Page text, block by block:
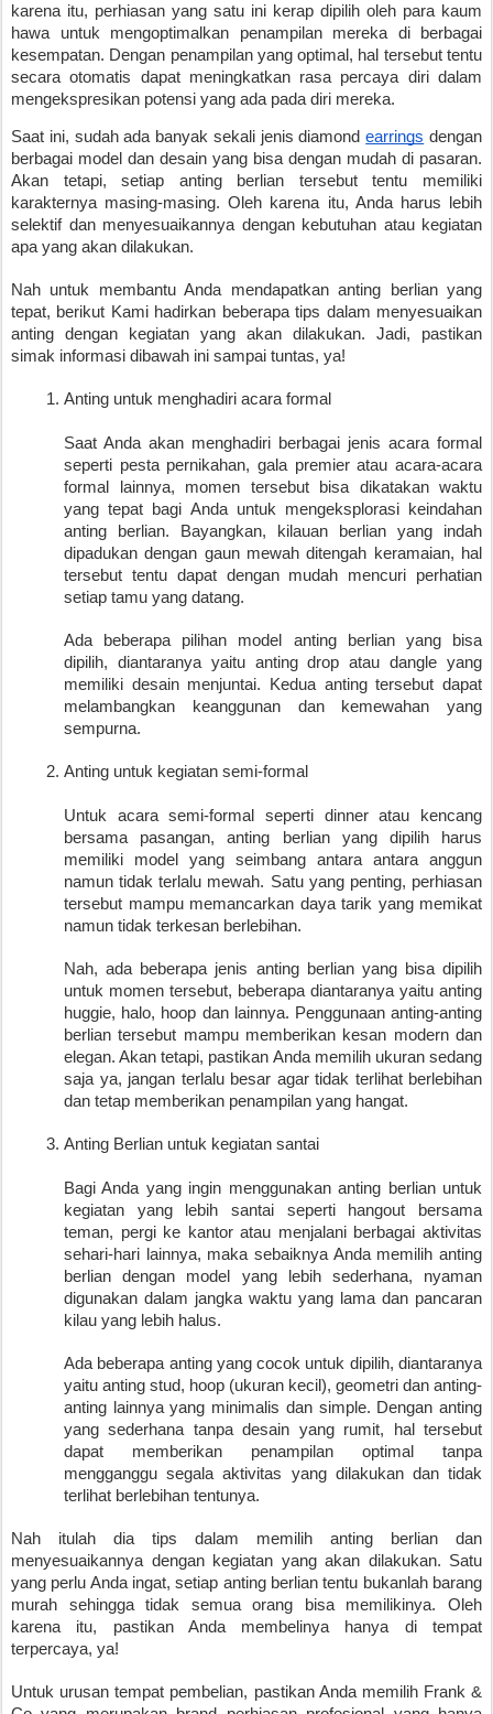
karena itu, perhiasan yang satu ini kerap dipilih oleh para kaum
hawa untuk mengoptimalkan penampilan mereka di berbagai
kesempatan. Dengan penampilan yang optimal, hal tersebut tentu
secara otomatis dapat meningkatkan rasa percaya diri dalam
mengekspresikan potensi yang ada pada diri mereka.
Saat ini, sudah ada banyak sekali jenis diamondearrings dengan
berbagai model dan desain yang bisa dengan mudah di pasaran.
Akan tetapi, setiap anting berlian tersebut tentu memiliki
karakternya masing-masing. Oleh karena itu, Anda harus lebih
selektif dan menyesuaikannya dengan kebutuhan atau kegiatan
apa yang akan dilakukan.
Nah untuk membantu Anda mendapatkan anting berlian yang
tepat, berikut Kami hadirkan beberapa tips dalam menyesuaikan
anting dengan kegiatan yang akan dilakukan. Jadi, pastikan
simak informasi dibawah ini sampai tuntas, ya!
Anting untuk menghadiri acara formal
Saat Anda akan menghadiri berbagai jenis acara formal
seperti pesta pernikahan, gala premier atau acara-acara
formal lainnya, momen tersebut bisa dikatakan waktu
yang tepat bagi Anda untuk mengeksplorasi keindahan
anting berlian. Bayangkan, kilauan berlian yang indah
dipadukan dengan gaun mewah ditengah keramaian, hal
tersebut tentu dapat dengan mudah mencuri perhatian
setiap tamu yang datang.
Ada beberapa pilihan model anting berlian yang bisa
dipilih, diantaranya yaitu anting drop atau dangle yang
memiliki desain menjuntai. Kedua anting tersebut dapat
melambangkan keanggunan dan kemewahan yang
sempurna.
Anting untuk kegiatan semi-formal
Untuk acara semi-formal seperti dinner atau kencang
bersama pasangan, anting berlian yang dipilih harus
memiliki model yang seimbang antara antara anggun
namun tidak terlalu mewah. Satu yang penting, perhiasan
tersebut mampu memancarkan daya tarik yang memikat
namun tidak terkesan berlebihan.
Nah, ada beberapa jenis anting berlian yang bisa dipilih
untuk momen tersebut, beberapa diantaranya yaitu anting
huggie, halo, hoop dan lainnya. Penggunaan anting-anting
berlian tersebut mampu memberikan kesan modern dan
elegan. Akan tetapi, pastikan Anda memilih ukuran sedang
saja ya, jangan terlalu besar agar tidak terlihat berlebihan
dan tetap memberikan penampilan yang hangat.
Anting Berlian untuk kegiatan santai
Bagi Anda yang ingin menggunakan anting berlian untuk
kegiatan yang lebih santai seperti hangout bersama
teman, pergi ke kantor atau menjalani berbagai aktivitas
sehari-hari lainnya, maka sebaiknya Anda memilih anting
berlian dengan model yang lebih sederhana, nyaman
digunakan dalam jangka waktu yang lama dan pancaran
kilau yang lebih halus.
Ada beberapa anting yang cocok untuk dipilih, diantaranya
yaitu anting stud, hoop (ukuran kecil), geometri dan anting-
anting lainnya yang minimalis dan simple. Dengan anting
yang sederhana tanpa desain yang rumit, hal tersebut
dapat memberikan penampilan optimal tanpa
mengganggu segala aktivitas yang dilakukan dan tidak
terlihat berlebihan tentunya.
Nah itulah dia tips dalam memilih anting berlian dan
menyesuaikannya dengan kegiatan yang akan dilakukan. Satu
yang perlu Anda ingat, setiap anting berlian tentu bukanlah barang
murah sehingga tidak semua orang bisa memilikinya. Oleh
karena itu, pastikan Anda membelinya hanya di tempat
terpercaya, ya!
Untuk urusan tempat pembelian, pastikan Anda memilih Frank &